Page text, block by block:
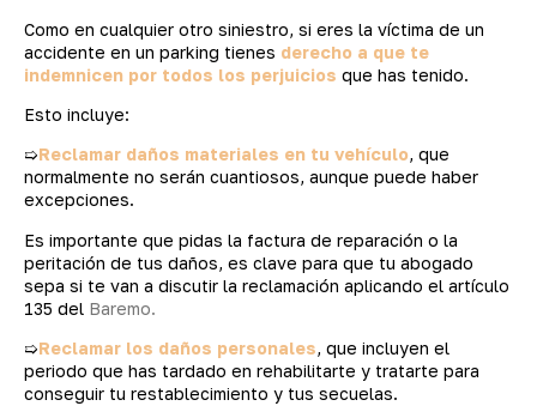
Como en cualquier otro siniestro, si eres la víctima de un
accidente en un parking tienes derecho a que te
indemnicen por todos los perjuicios que has tenido.
Esto incluye:
➯Reclamar daños materiales en tu vehículo, que
normalmente no serán cuantiosos, aunque puede haber
excepciones.
Es importante que pidas la factura de reparación o la
peritación de tus daños, es clave para que tu abogado
sepa si te van a discutir la reclamación aplicando el artículo
135 del Baremo.
➯Reclamar los daños personales, que incluyen el
periodo que has tardado en rehabilitarte y tratarte para
conseguir tu restablecimiento y tus secuelas.